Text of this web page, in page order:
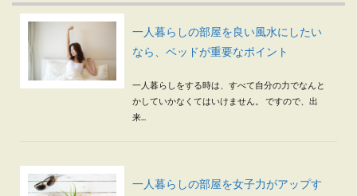
一人暮らしの部屋を良い風水にしたい
なら、ベッドが重要なポイント
一人暮らしをする時は、すべて自分の力でなんと
かしていかなくてはいけません。 ですので、出
来...
一人暮らしの部屋を女子力がアップす